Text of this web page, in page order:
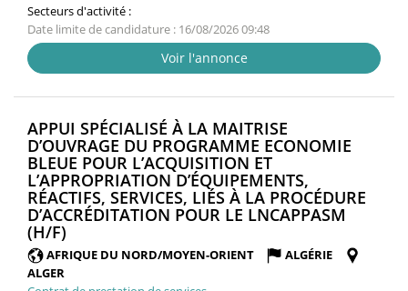
Secteurs d'activité :
Date limite de candidature : 16/08/2026 09:48
Voir l'annonce
APPUI SPÉCIALISÉ À LA MAITRISE
D’OUVRAGE DU PROGRAMME ECONOMIE
BLEUE POUR L’ACQUISITION ET
L’APPROPRIATION D’ÉQUIPEMENTS,
RÉACTIFS, SERVICES, LIÉS À LA PROCÉDURE
D’ACCRÉDITATION POUR LE LNCAPPASM
(H/F)
FENÊTRE)
AFRIQUE DU NORD/MOYEN-ORIENT
ALGÉRIE
ALGER